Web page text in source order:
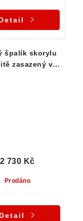
špalík skorylu
zasazený ve
Prodáno
2 730 Kč
Detail